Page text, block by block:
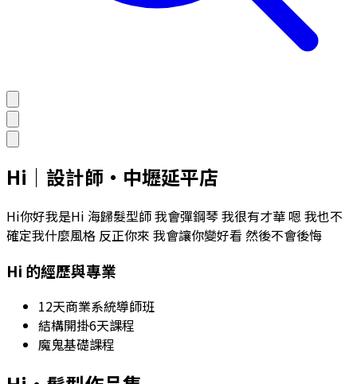
Hi ｜ 設計師 ・ 中壢延平店
Hi你好我是Hi 海歸髮型師 我會彈鋼琴 我很有才華 嗯 我也不
確定我什麼風格 反正你來 我會讓你變好看 然後不會後悔
Hi 的經歷與專業
12天商業系統導師班
結構開掛6天課程
魔鬼基礎課程